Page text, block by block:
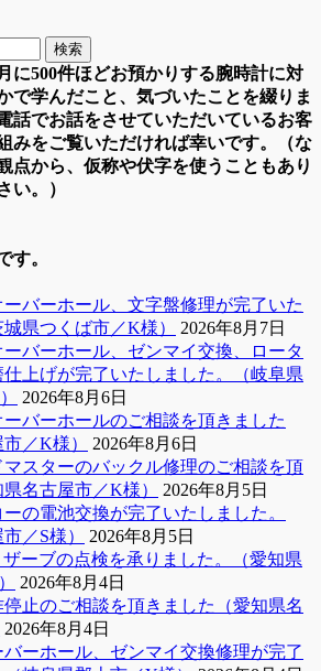
に500件ほどお預かりする腕時計に対
で学んだこと、気づいたことを綴りま
話でお話をさせていただいているお客
みをご覧いただければ幸いです。（な
点から、仮称や伏字を使うこともあり
い。）
す。
バーホール、文字盤修理が完了いた
県つくば市／K様）
2026年8月7日
ーバーホール、ゼンマイ交換、ロータ
上げが完了いたしました。（岐阜県
2026年8月6日
バーホールのご相談を頂きました
／K様）
2026年8月6日
スターのバックル修理のご相談を頂
名古屋市／K様）
2026年8月5日
の電池交換が完了いたしました。
／S様）
2026年8月5日
ーブの点検を承りました。（愛知県
2026年8月4日
止のご相談を頂きました（愛知県名
2026年8月4日
ーホール、ゼンマイ交換修理が完了